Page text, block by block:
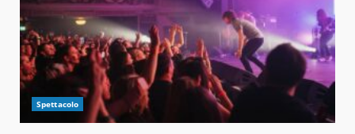
Spettacolo